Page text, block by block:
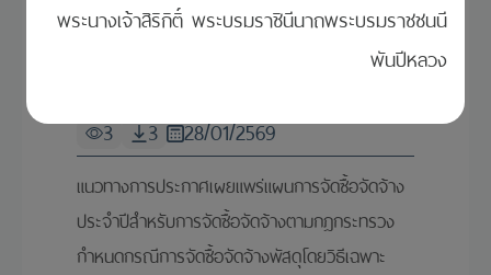
การแจ้งความประสงค์ในการขอส่งหรือโอนข้อมูล
เพื่อการนำเสนอสินเชื่อและบริการที่เกี่ยวข้องผ่าน
3 3 28/01/2569
แนวทางการประกาศเผยแพร่แผนการจัดซื้อจัดจ้าง
ประจำปีสำหรับการจัดซื้อจัดจ้างตามกฎกระทรวง
กำหนดกรณีการจัดซื้อจัดจ้างพัสดุโดยวิธีเฉพาะ
พระนางเจ้าสิริกิติ์ พระบรมราชินีนาถพระบรมราชชนนี
พันปีหลวง